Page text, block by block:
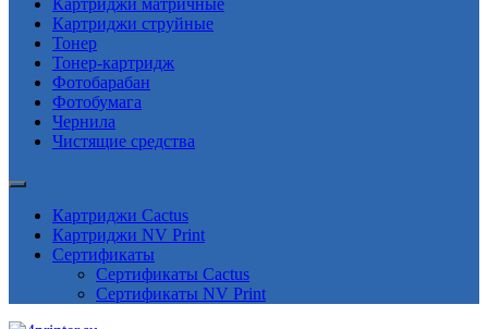
Картриджи матричные
Картриджи струйные
Тонер
Тонер-картридж
Фотобарабан
Фотобумага
Чернила
Чистящие средства
Картриджи Cactus
Картриджи NV Print
Сертификаты
Сертификаты Cactus
Сертификаты NV Print